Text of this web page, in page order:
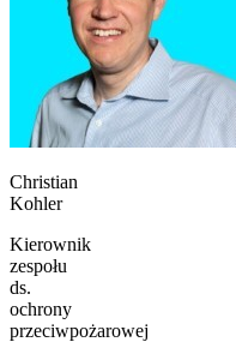
Christian
Kohler
Kierownik
zespołu
ds.
ochrony
przeciwpożarowej